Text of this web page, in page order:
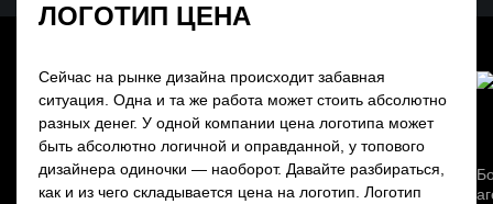
ЛОГОТИП ЦЕНА
Сейчас на рынке дизайна происходит забавная
ситуация. Одна и та же работа может стоить абсолютно
разных денег. У одной компании цена логотипа может
быть абсолютно логичной и оправданной, у топового
дизайнера одиночки — наоборот. Давайте разбираться,
как и из чего складывается цена на логотип. Логотип